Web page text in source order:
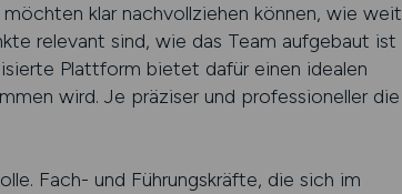
klar nachvollziehen können, wie weit
relevant sind, wie das Team aufgebaut ist
Plattform bietet dafür einen idealen
wird. Je präziser und professioneller die
Fach- und Führungskräfte, die sich im